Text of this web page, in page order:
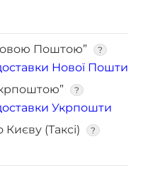
Поштою”
?
Нової Пошти
?
Укрпошти
(Таксі)
?